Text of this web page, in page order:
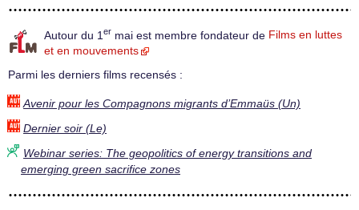
Autour du 1 er mai est membre fondateur de Films en luttes
et en mouvements
Parmi les derniers films recensés :
Avenir pour les Compagnons migrants d’Emmaüs (Un)
Dernier soir (Le)
Webinar series: The geopolitics of energy transitions and
emerging green sacrifice zones